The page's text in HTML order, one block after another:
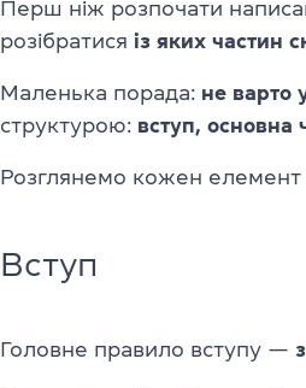
Перш ніж розпочати
розібратися із яких частин
Маленька порада: не варто
структурою: вступ, основна
Розглянемо кожен
Вступ
Головне правило вступу —